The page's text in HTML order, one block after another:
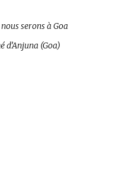
serons à Goa
(Goa)